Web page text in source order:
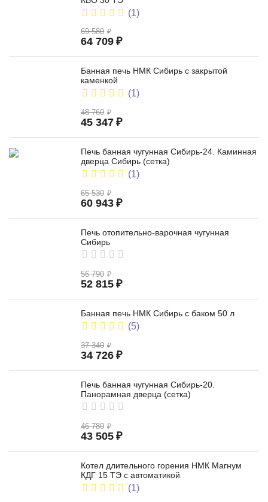
(1)
69 580 ₽
64 709 ₽
Банная печь НМК Сибирь с закрытой
каменкой
(1)
48 760 ₽
45 347 ₽
Печь банная чугунная Сибирь-24. Каминная
дверца Сибирь (сетка)
(1)
65 530 ₽
60 943 ₽
Печь отопительно-варочная чугунная
Сибирь
56 790 ₽
52 815 ₽
Банная печь НМК Сибирь с баком 50 л
(5)
37 340 ₽
34 726 ₽
Печь банная чугунная Сибирь-20.
Панорамная дверца (сетка)
46 780 ₽
43 505 ₽
Котел длительного горения НМК Магнум
КДГ 15 ТЭ с автоматикой
(1)